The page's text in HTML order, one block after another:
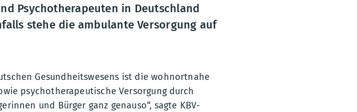
Psychotherapeuten in Deutschland
stehe die ambulante Versorgung auf
Gesundheitswesens ist die wohnortnahe
psychotherapeutische Versorgung durch
und Bürger ganz genauso“, sagte KBV-